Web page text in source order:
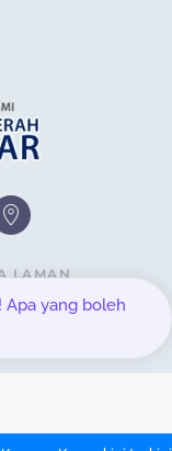
LAMAN
PELAWAT
Apa yang boleh